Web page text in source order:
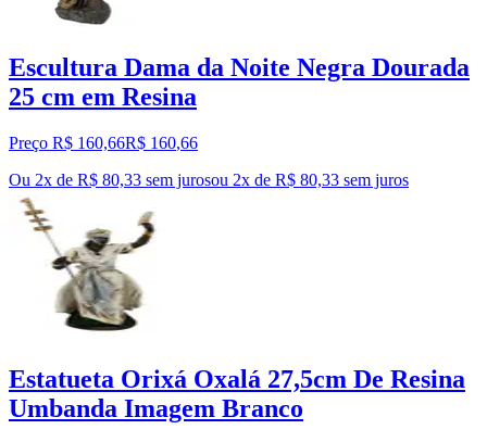
Escultura Dama da Noite Negra Dourada
25 cm em Resina
Preço R$ 160,66R$ 160,66
Ou 2x de R$ 80,33 sem jurosou 2x de R$ 80,33 sem juros
Estatueta Orixá Oxalá 27,5cm De Resina
Umbanda Imagem Branco